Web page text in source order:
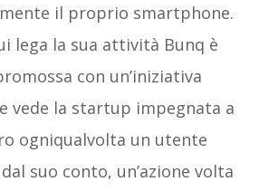
il proprio smartphone.
lega la sua attività Bunq è
con un’iniziativa
vede la startup impegnata a
ogniqualvolta un utente
suo conto, un’azione volta